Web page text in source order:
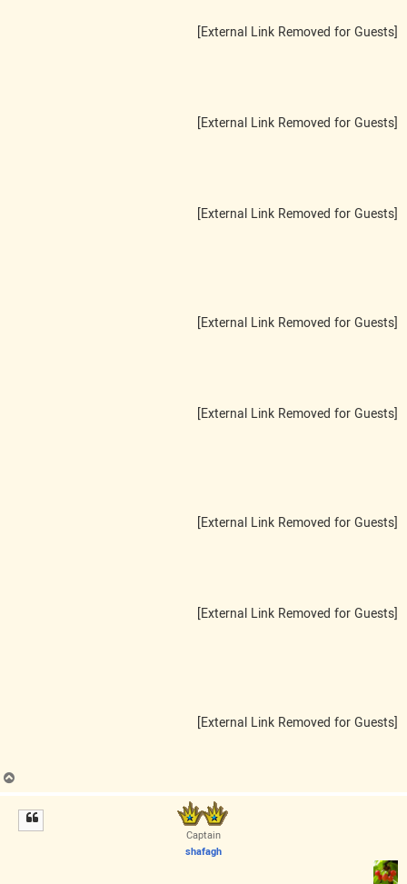
[External Link Removed for Guests]
[External Link Removed for Guests]
[External Link Removed for Guests]
[External Link Removed for Guests]
[External Link Removed for Guests]
[External Link Removed for Guests]
[External Link Removed for Guests]
[External Link Removed for Guests]
Captain
shafagh